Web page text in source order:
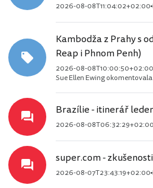
2026-08-08T11:04:02+02:00
Kambodža z Prahy s
Reap i Phnom Penh)
2026-08-08T10:00:50+02:00
Sue Ellen Ewing
Brazílie - itinerář
2026-08-08T06:32:29+02:00
super.com - zkušenosti
2026-08-07T23:43:19+02:00